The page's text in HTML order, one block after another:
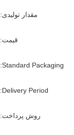
مقدار تولیدی:
قیمت:
Standard Packaging:
Delivery Period:
روش پرداخت: